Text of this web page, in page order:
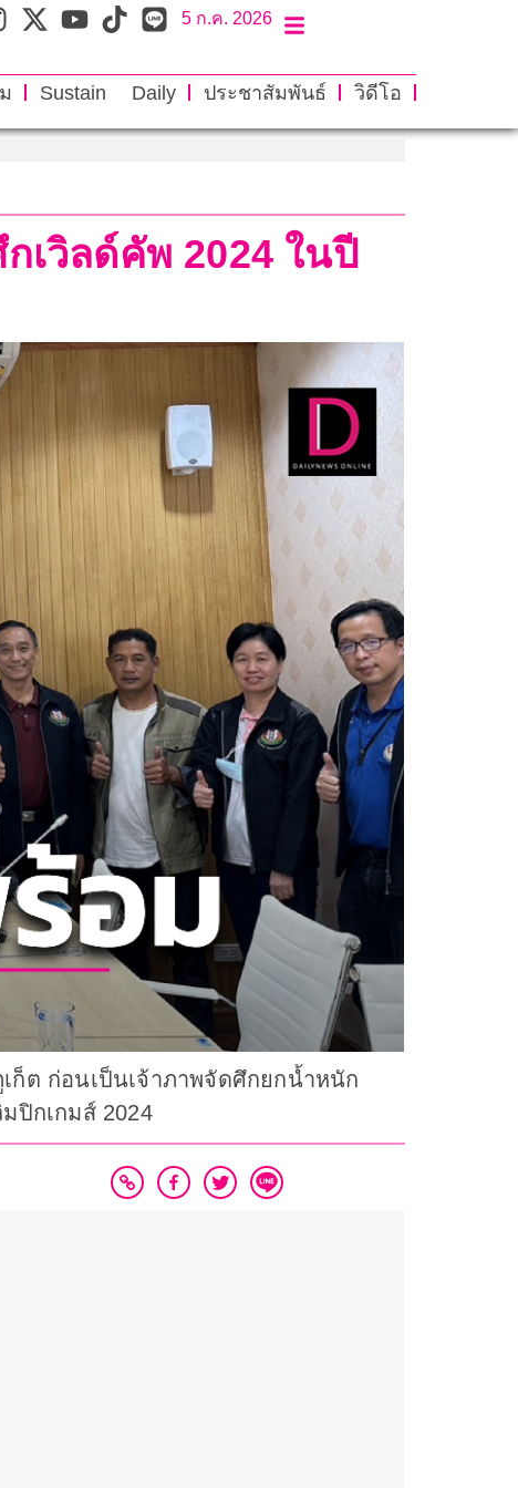
5 ก.ค. 2026
Sustain Daily ประชาสัมพันธ์
วิดีโอ
เวิลด์คัพ 2024 ในปี
ต ก่อนเป็นเจ้าภาพจัดศึกยกน้ำหนัก
ปิกเกมส์ 2024